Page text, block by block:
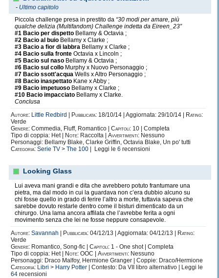
- Ultimo capitolo
Piccola challenge presa in prestito da “30 modi per amare, più
qualche delizia (Multifandom) Challenge indetta da Eireen_23”
#1 Bacio per dispetto Bellamy & Octavia ;
#2 Bacio al buio Bellamy x Clarke ;
#3 Bacio a fior di labbra Bellamy x Clarke ;
#4 Bacio sulla fronte Octavia x Lincoln ;
#5 Bacio sul naso Bellamy & Octavia ;
#6 Bacio sul collo Murphy x Nuovo Personaggio ;
#7 Bacio ssott'acqua Wells x Altro Personaggio ;
#8 Bacio inaspettato Kane x Abby ;
#9 Bacio impetuoso Bellamy x Clarke ;
#10 Bacio impacciato Bellamy x Clarke.
Conclusa
Autore: Little Redbird Pubblicata: 18/10/14 | Aggiornata: 29/10/14 |
Rating:
Verde
Genere: Commedia, Fluff, Romantico | Capitoli: 10 | Completa
Tipo di coppia: Het |
Note: Raccolta | Avvertimenti: Nessuno
Personaggi: Bellamy Blake, Clarke Griffin, Octavia Blake, Un po' tutti
Categoria: Serie TV > The 100 | Leggi le 6 recensioni
Looking Glass
Lui aveva mani grandi e dita che avrebbero potuto frantumare una
pietra, ma dal modo in cui la guardava non c’era dubbio alcuno su
chi fosse quello in grado di ferire l’altro a morte, tuttavia sapeva che
sarebbe dovuto restarle dentro come il bisturi dimenticato da un
chirurgo. Una lama ancora affilata che l’avrebbe ferita a ogni
movimento senza che lei ne fosse neppure consapevole.
Autore: Savannah Pubblicata: 04/12/13 | Aggiornata: 04/12/13 |
Rating:
Verde
Genere: Romantico, Song-fic | Capitoli: 1 - One shot | Completa
Tipo di coppia: Het |
Note: OOC | Avvertimenti: Nessuno
Personaggi: Draco Malfoy, Hermione Granger | Coppie: Draco/Hermione
Categoria: Libri > Harry Potter | Contesto: Da VII libro alternativo | Leggi le
64 recensioni